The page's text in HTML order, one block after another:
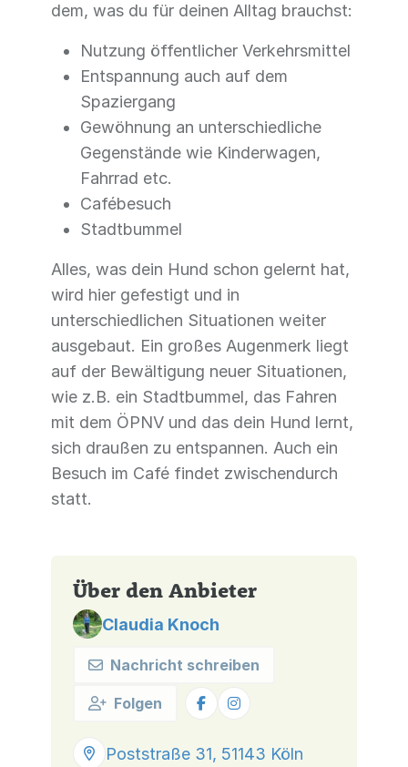
dem, was du für deinen Alltag brauchst:
Nutzung öffentlicher Verkehrsmittel
Entspannung auch auf dem
Spaziergang
Gewöhnung an unterschiedliche
Gegenstände wie Kinderwagen,
Fahrrad etc.
Cafébesuch
Stadtbummel
Alles, was dein Hund schon gelernt hat,
wird hier gefestigt und in
unterschiedlichen Situationen weiter
ausgebaut. Ein großes Augenmerk liegt
auf der Bewältigung neuer Situationen,
wie z.B. ein Stadtbummel, das Fahren
mit dem ÖPNV und das dein Hund lernt,
sich draußen zu entspannen. Auch ein
Besuch im Café findet zwischendurch
statt.
Über den Anbieter
Claudia Knoch
Nachricht schreiben
Folgen
Poststraße 31, 51143 Köln